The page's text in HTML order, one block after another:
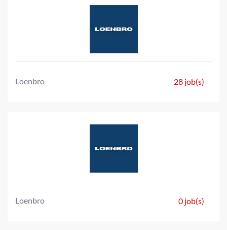
Loenbro 28 job(s)
Loenbro 0 job(s)